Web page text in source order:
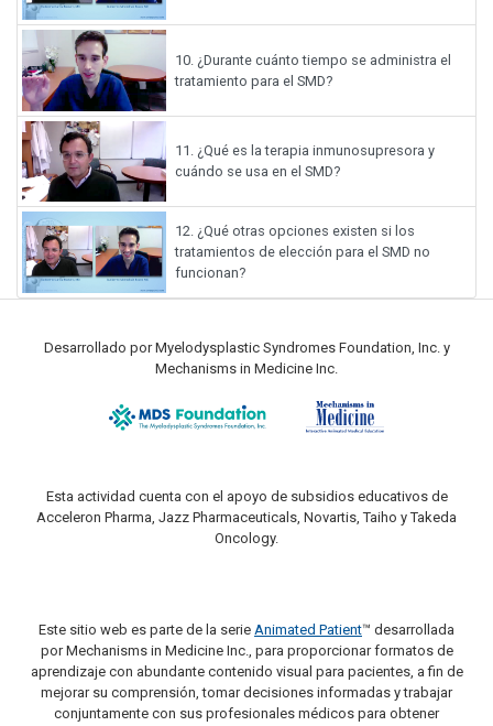
10. ¿Durante cuánto tiempo se administra el
tratamiento para el SMD?
11.¿Qué es la terapia inmunosupresora y
cuándo se usa en el SMD?
12.¿Qué otras opciones existen si los
tratamientos de elección para el SMD no
funcionan?
Desarrollado por Myelodysplastic Syndromes Foundation, Inc. y
Mechanisms in Medicine Inc.
Esta actividad cuenta con el apoyo de subsidios educativos de
Acceleron Pharma, Jazz Pharmaceuticals, Novartis, Taiho y Takeda
Oncology.
Este sitio web es parte de la serie Animated Patient™ desarrollada
por Mechanisms in Medicine Inc., para proporcionar formatos de
aprendizaje con abundante contenido visual para pacientes, a fin de
mejorar su comprensión, tomar decisiones informadas y trabajar
conjuntamente con sus profesionales médicos para obtener